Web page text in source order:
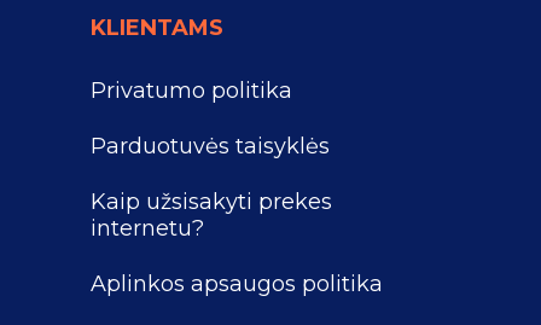
KLIENTAMS
Privatumo politika
Parduotuvės taisyklės
Kaip užsisakyti prekes
internetu?
Aplinkos apsaugos politika